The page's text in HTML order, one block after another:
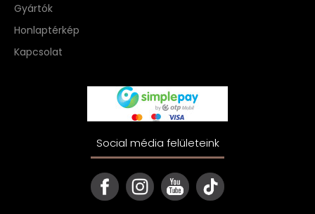
Gyártók
Honlaptérkép
Kapcsolat
Social média felületeink